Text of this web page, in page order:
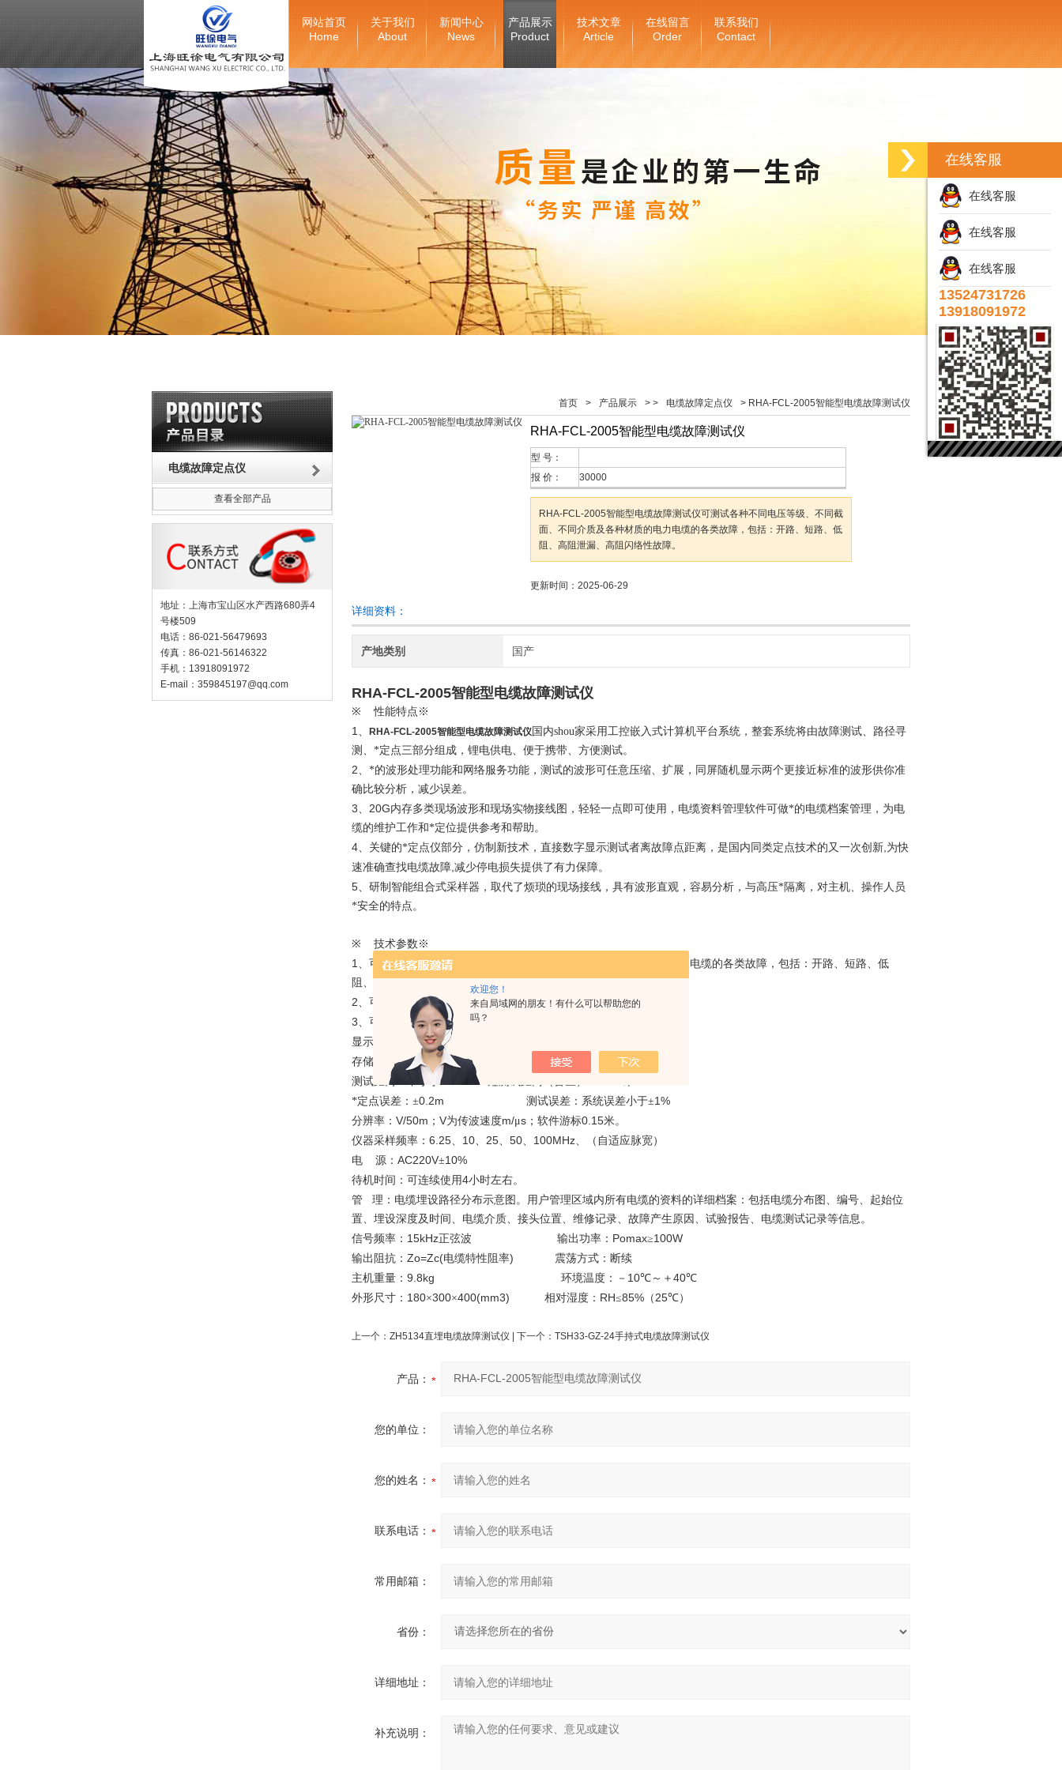
欢迎您！
来自局域网的朋友！有什么可以帮助您的
吗？
网站首页
Home
关于我们
About
新闻中心
News
产品展示
Product
技术文章
Article
在线留言
Order
联系我们
Contact
电缆故障定点仪
查看全部产品
地址：上海市宝山区水产西路680弄4
号楼509
电话：86-021-56479693
传真：86-021-56146322
手机：13918091972
E-mail： 359845197@qq.com
首页 > 产品展示 > > 电缆故障定点仪 > RHA-FCL-2005智能型电缆故障测试仪
RHA-FCL-2005智能型电缆故障测试仪
型 号：
报 价：
30000
RHA-FCL-2005智能型电缆故障测试仪可测试各种不同电压等级、不同截
面、不同介质及各种材质的电力电缆的各类故障，包括：开路、短路、低
阻、高阻泄漏、高阻闪络性故障。
更新时间：2025-06-29
详细资料：
产地类别 国产
RHA-FCL-2005智能型电缆故障测试仪
※ 性能特点※
1 、 RHA-FCL-2005智能型电缆故障测试仪 国内shou家采用工控嵌入式计算机平台系统，整套系统将由故障测试、路径寻
测、*定点三部分组成，锂电供电、便于携带、方便测试。
2、*的波形处理功能和网络服务功能，测试的波形可任意压缩、扩展，同屏随机显示两个更接近标准的波形供你准
确比较分析，减少误差。
3、 20G内存多类现场波形和现场实物接线图，轻轻一点即可使用，电缆资料管理软件可做*的电缆档案管理，为电
缆的维护工作和*定位提供参考和帮助。
4、关键的*定点仪部分，仿制新技术，直接数字显示测试者离故障点距离，是国内同类定点技术的又一次创新 为快
速准确查找电缆故障 减少停电损失提供了有力保障。
5、研制智能组合式采样器，取代了烦琐的现场接线，具有波形直观，容易分析，与高压*隔离，对主机、操作人员
*安全的特点。
※ 技术参数※
1 、可测试各种不同电压等级、不同截面、不同介质及各种材质的电力电缆的各类故障，包括：开路、短路、低
阻、高阻泄漏、高阻闪络性故障。
2、可测量长度已知的任何电缆中电波传播的速度。
3、可测试电缆走向及埋设深度。
显示方式：
12.1英寸工业级液晶屏（
存储方式：固定、移动两方式
操作方式：触控鼠标操作
测试距离：不小于40km zui短测试距离（盲区）：
*定点误差：±0.2m 测试误差：系统误差小于±1%
分辨率： V/50m ； V为传波速度m/μs ；软件游标0.15米。
仪器采样频率： 6.25、 10、 25、 50、 100MHz、（自适应脉宽）
电
源： AC220V±10%
待机时间：可连续使用4小时左右。
管
理：电缆埋设路径分布示意图。用户管理区域内所有电缆的资料的详细档案：包括电缆分布图、编号、起始位
置、埋设深度及时间、电缆介质、接头位置、维修记录、故障产生原因、试验报告、电缆测试记录等信息。
信号频率： 15kHz正弦波 输出功率： Pomax≥100W
输出阻抗： Zo=Zc(电缆特性阻率) 震荡方式：断续
主机重量： 9.8kg 环境温度：－ 10℃～＋ 40℃
外形尺寸： 180×300×400(mm3) 相对湿度： RH≤85% （ 25℃）
上一个： ZH5134直埋电缆故障测试仪 | 下一个： TSH33-GZ-24手持式电缆故障测试仪
产品：
您的单位：
您的姓名：
联系电话：
常用邮箱：
省份：
详细地址：
补充说明：
在线客服
在线客服
在线客服
在线客服
13524731726
13918091972